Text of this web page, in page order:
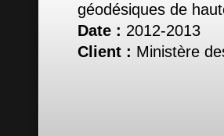
géodésiques de
Date : 2012-2013
Client : Ministère